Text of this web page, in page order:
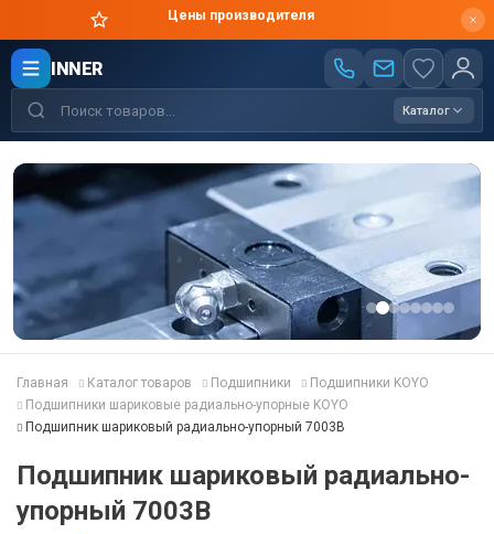
Цены производителя
INNER
Каталог
Главная Каталог товаров Подшипники
Подшипники KOYO
Подшипники шариковые радиально-упорные KOYO
Подшипник шариковый радиально-упорный 7003B
Подшипник шариковый радиально-
упорный 7003B